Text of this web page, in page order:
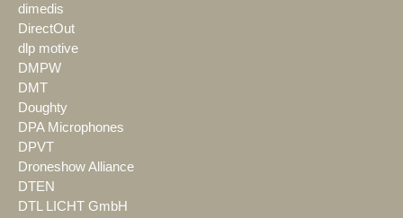
dimedis
DirectOut
dlp motive
DMPW
DMT
Doughty
DPA Microphones
DPVT
Droneshow Alliance
DTEN
DTL LICHT GmbH